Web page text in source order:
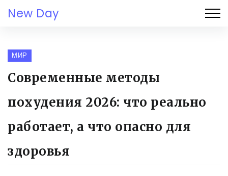
New Day
МИР
Современные методы
похудения 2026: что реально
работает, а что опасно для
здоровья